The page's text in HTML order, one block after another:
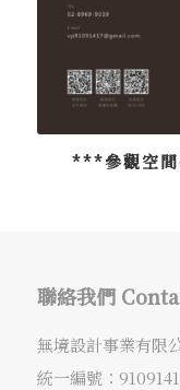
***參觀空
聯絡我們
無境設計事業有限
統一編號：